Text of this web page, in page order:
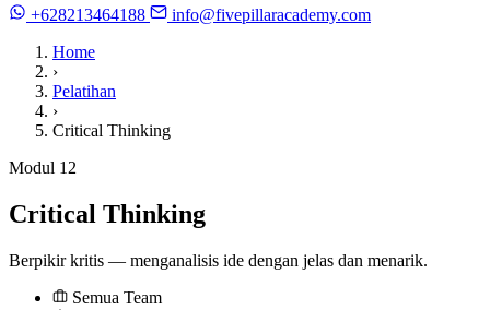
+628213464188
info@fivepillaracademy.com
Home
›
Pelatihan
›
Critical Thinking
Modul 12
Critical Thinking
Berpikir kritis — menganalisis ide dengan jelas dan menarik.
Semua Team